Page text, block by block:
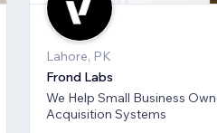
Lahore, PK
Frond Labs
We Help Small Business
Acquisition Systems